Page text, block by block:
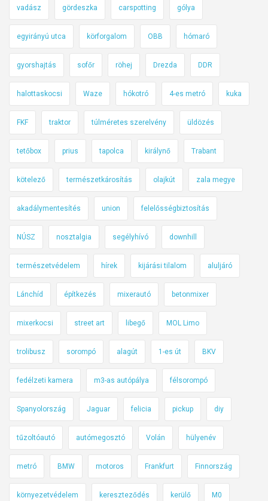
g
y
r
é
e
)
u
l
n
a
z
M
3
-
a
s
a
ó
l
á
n
vadász gördeszka carspotting gólya
egyirányú utca körforgalom OBB hómaró
gyorshajtás sofőr röhej Drezda DDR
halottaskocsi Waze hókotró 4-es metró kuka
FKF traktor túlméretes szerelvény üldözés
tetőbox prius tapolca királynő Trabant
kötelező természetkárosítás olajkút zala megye
akadálymentesítés union felelősségbiztosítás
NÚSZ nosztalgia segélyhívó downhill
természetvédelem hírek kijárási tilalom aluljáró
Lánchíd építkezés mixerautó betonmixer
mixerkocsi street art libegő MOL Limo
trolibusz sorompó alagút 1-es út BKV
fedélzeti kamera m3-as autópálya félsorompó
Spanyolország Jaguar felicia pickup diy
tűzoltóautó autómegosztó Volán hülyenév
metró BMW motoros Frankfurt Finnország
környezetvédelem kereszteződés kerülő M0